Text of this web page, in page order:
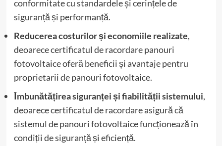
conformitate cu standardele și cerințele de
siguranță și performanță.
Reducerea costurilor și economiile realizate,
deoarece certificatul de racordare panouri
fotovoltaice oferă beneficii și avantaje pentru
proprietarii de panouri fotovoltaice.
Îmbunătățirea siguranței și fiabilității sistemului,
deoarece certificatul de racordare asigură că
sistemul de panouri fotovoltaice funcționează în
condiții de siguranță și eficiență.